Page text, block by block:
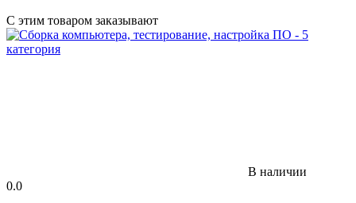
С этим товаром заказывают
В наличии
0.0